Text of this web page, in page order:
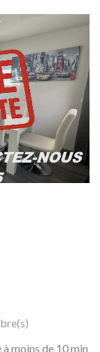
moins de 10 min